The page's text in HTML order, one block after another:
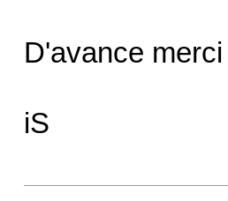
D'avance merci
iS